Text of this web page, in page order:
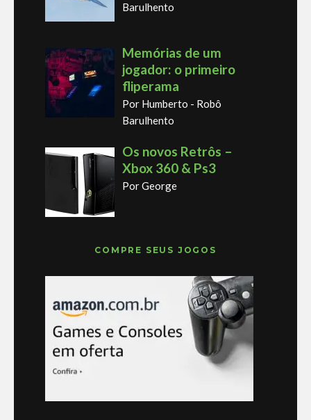
Barulhento
Memórias de um
jogador: o primeiro
fliperama
Por Humberto - Robô
Barulhento
Os novos Retrôs –
Xbox 360 & Ps3
Por George
COMPRE SEUS JOGOS